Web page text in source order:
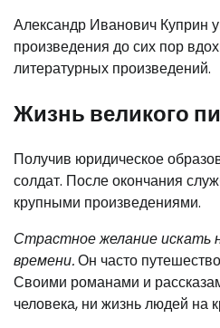
Александр Иванович Куприн
произведения до сих пор
литературных произведений.
Жизнь великого
Получив юридическое
солдат. После окончания
крупными произведениями.
Страстное желание искать
времени.Он часто
Своими романами и
человека, ни жизнь людей на